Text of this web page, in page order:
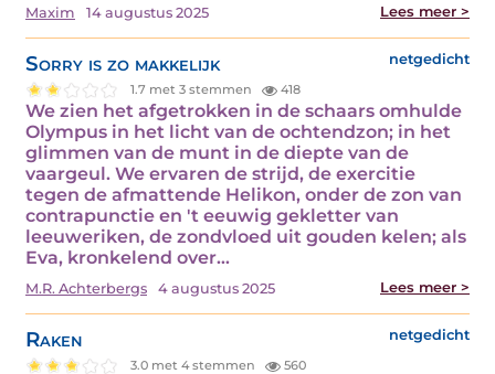
Maxim 14 augustus 2025 Lees meer >
Sorry is zo makkelijk netgedicht
1.7 met 3 stemmen 418
We zien het afgetrokken in de schaars omhulde
Olympus in het licht van de ochtendzon; in het
glimmen van de munt in de diepte van de
vaargeul. We ervaren de strijd, de exercitie
tegen de afmattende Helikon, onder de zon van
contrapunctie en 't eeuwig gekletter van
leeuweriken, de zondvloed uit gouden kelen; als
Eva, kronkelend over…
M.R. Achterbergs 4 augustus 2025 Lees meer >
Raken netgedicht
3.0 met 4 stemmen 560